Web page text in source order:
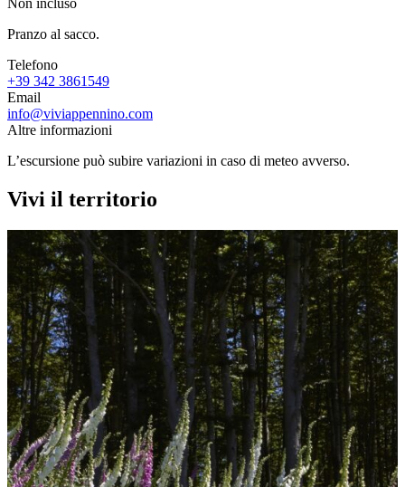
Pranzo al sacco.
Telefono
+39 342 3861549
Email
info@viviappennino.com
Altre informazioni
L’escursione può subire variazioni in caso di meteo avverso.
Vivi il territorio